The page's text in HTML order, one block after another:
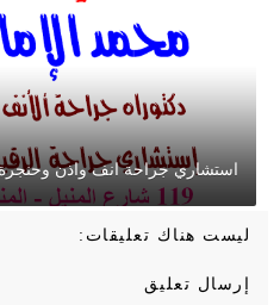
استشاري جراحة انف واذن وحنجرة
ليست هناك تعليقات:
إرسال تعليق